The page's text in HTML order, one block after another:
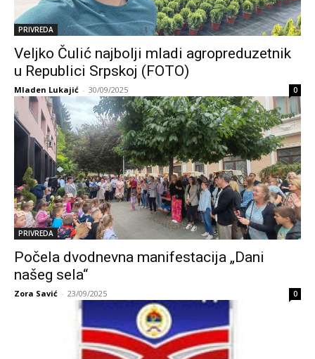
PRIVREDA
Veljko Čulić najbolji mladi agropreduzetnik
u Republici Srpskoj (FOTO)
Mladen Lukajić - 30/09/2025 0
PRIVREDA
Počela dvodnevna manifestacija „Dani
našeg sela“
Zora Savić - 23/09/2025 0